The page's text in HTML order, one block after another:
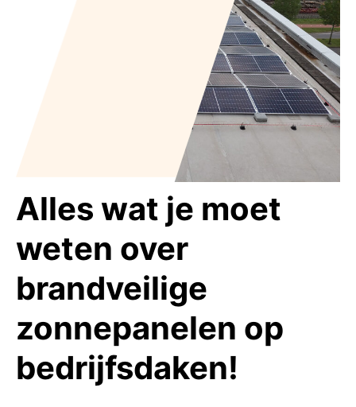
Alles wat je moet
weten over
brandveilige
zonnepanelen op
bedrijfsdaken!